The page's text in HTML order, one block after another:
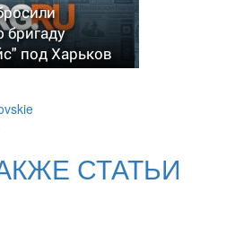
под Харьков
СТАТЬИ